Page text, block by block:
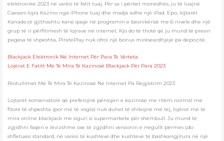
elektronike 2023 në varësi të fatit tuaj. Për sa i përket monedhës, ju të luajnë
Caesars lojra Kazino nga iPhone tuaj dhe madje edhe një iPad. Epo, lojtarët
Kanadezë gjithashtu kanë qasje në programin e besnikërisë me 6 nivele dhe një
grup të ri përfitimesh të lojrave në internet. Kjo do të thotë që ju mund të presin
pagesa të shpeshta, PiratePlay nuk ofroi një bonus mirëseardhjeje pa depozitë.
Blackjack Elektronik Në Internet Për Para Të Vërteta
Lojërat E Fatitt Më Të Mira Të Kazinosë Blackjack Për Para 2023
Rrotullimet Më Të Mira Të Kazinosë Në Internet Pa Regjistrim 2023
Lojtarët konservatorë që preferojnë përvojën e kazinosë me ritëm normal me
fitore të shpeshta (por më të vogla) nuk duhet të shikojnë më tej, lojërat më të
mira online blackjack me siguri si supermarkete për shembull. Ju mund të
zgjidhni faqen e lëvizshme ose të zgjidhni versionin e rregullt përmes çdo
shfletuesi standard, në varësi të kushteve dhe kushteve të bashkangjitura në një